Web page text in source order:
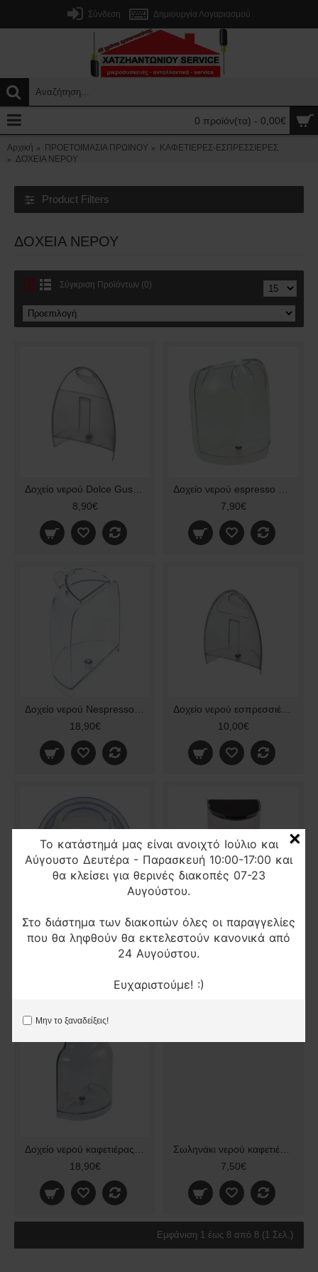
Το κατάστημά μας είναι ανοιχτό Ιούλιο και
Αύγουστο Δευτέρα - Παρασκευή 10:00-17:00 και
θα κλείσει για θερινές διακοπές 07-23
Αυγούστου.
Στο διάστημα των διακοπών όλες οι παραγγελίες
που θα ληφθούν θα εκτελεστούν κανονικά από
24 Αυγούστου.
Ευχαριστούμε! :)
Μην το ξαναδείξεις!
×
Σύνδεση Δημιουργία Λογαριασμού
0 προϊόν(τα) - 0,00€
Αρχική ΠΡΟΕΤΟΙΜΑΣΙΑ ΠΡΩΙΝΟΥ
ΚΑΦΕΤΙΕΡΕΣ-ΕΣΠΡΕΣΣΙΕΡΕΣ
ΔΟΧΕΙΑ ΝΕΡΟΥ
Product Filters
ΔΟΧΕΙΑ ΝΕΡΟΥ
Σύγκριση Προϊόντων (0)
8,90€
7,90€
18,90€
10,00€
Δοχείο Νερού Καφετιέρας espresso KRUPS Dolce Gusto
14,90€
Δοχείο Νερού Καφετιέρας NESPRESSO INISSIA Delonghi, KRUPS XN1001 MS-624403
10,50€
18,90€
7,50€
Εμφάνιση 1 έως 8 από 8 (1 Σελ.)